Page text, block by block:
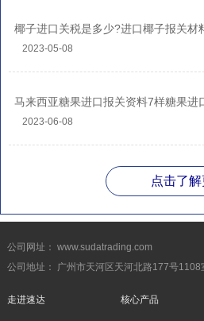
椰子进口关税是多少?进口椰子报关材
2023-05-08
马来西亚糖果进口报关资料7样糖果进
2023-06-08
点击了
公司网址： www.sudatrading.com
公司地址： 广州市天河区天河北路177号1108
走进速达 核心产品